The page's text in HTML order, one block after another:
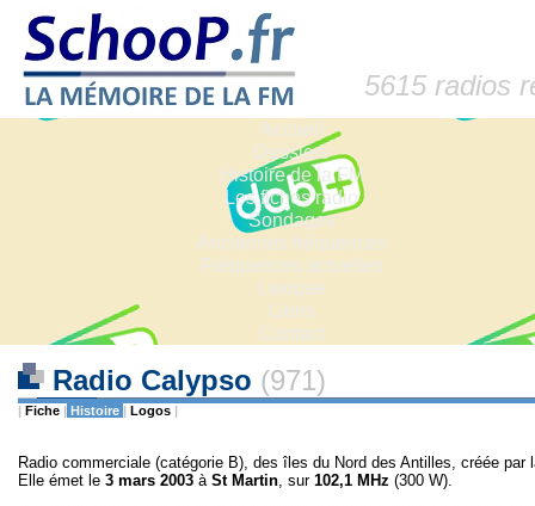
5615 radios
Accueil
Dossiers
Histoire de la FM
Les fiches radio
Sondages
Anciennes fréquences
Fréquences actuelles
Lexique
Liens
Contact
Radio Calypso (971)
| Fiche | Histoire | Logos |
Radio commerciale (catégorie B), des îles du Nord des Antilles, créée par
Elle émet le 3 mars 2003 à St Martin, sur 102,1 MHz (300 W).